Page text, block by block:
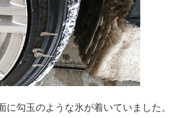
に勾玉のような氷が着いていました。